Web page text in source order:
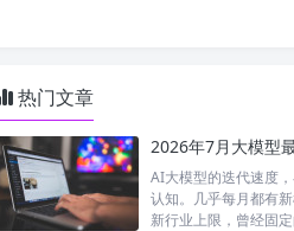
热门文章
AI大模型的迭代速度
认知。几乎每月都有
新行业上限，曾经固